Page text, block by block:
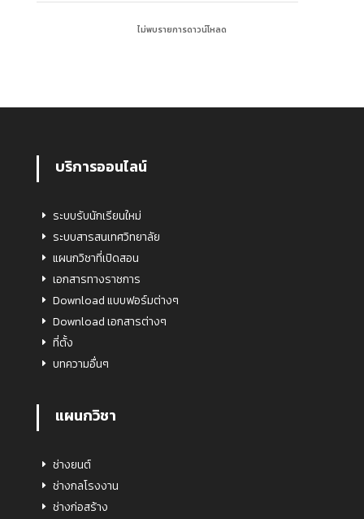
ไม่พบรายการดาวน์โหลด
บริการออนไลน์
ระบบรับนักเรียนใหม่
ระบบสารสนเทศวิทยาลัย
แผนกวิชาที่เปิดสอน
เอกสารทางราชการ
Download แบบฟอร์มต่างๆ
Download เอกสารต่างๆ
ที่ตั้ง
บทความอื่นๆ
แผนกวิชา
ช่างยนต์
ช่างกลโรงงาน
ช่างก่อสร้าง